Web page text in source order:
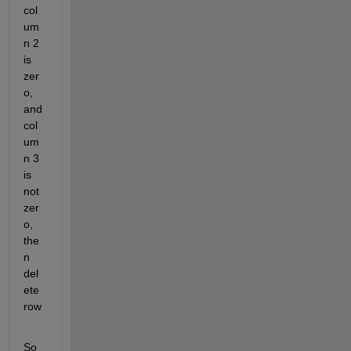
col
um
n 2
is
zer
o,
and
col
um
n 3
is
not
zer
o,
the
n
del
ete
row
So